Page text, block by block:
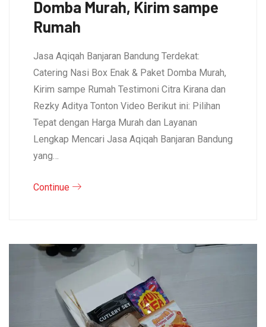
Domba Murah, Kirim sampe
Rumah
Jasa Aqiqah Banjaran Bandung Terdekat:
Catering Nasi Box Enak & Paket Domba Murah,
Kirim sampe Rumah Testimoni Citra Kirana dan
Rezky Aditya Tonton Video Berikut ini: Pilihan
Tepat dengan Harga Murah dan Layanan
Lengkap Mencari Jasa Aqiqah Banjaran Bandung
yang…
Continue